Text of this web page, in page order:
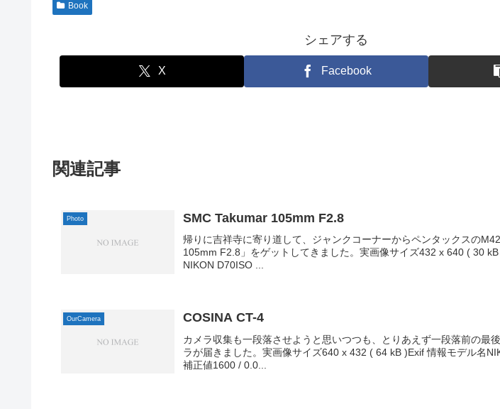
Book
シェアする
X Facebook
関連記事
Photo SMC Takumar 105mm F2.8
帰りに吉祥寺に寄り道して、ジャンクコーナーからペンタックスの
105mm F2.8」をゲットしてきました。実画像サイズ432 x 640 ( 30
NIKON D70ISO ...
OurCamera COSINA CT-4
カメラ収集も一段落させようと思いつつも、とりあえず一段落前の最
ラが届きました。実画像サイズ640 x 432 ( 64 kB )Exif 情報モデル名
補正値1600 / 0.0...